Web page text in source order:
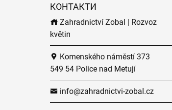
КОНТАКТИ
Zahradnictví Zobal | Rozvoz
květin
Komenského náměstí 373
549 54 Police nad Metují
info@zahradnictvi-zobal.cz